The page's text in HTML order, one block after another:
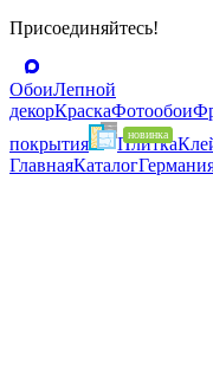
Присоединяйтесь!
ОбоиЛепной
декорКраскаФотообои
покрытия
Плитка
ГлавнаяКаталог